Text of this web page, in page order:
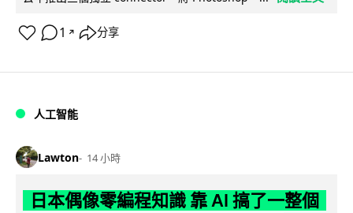
1 ↗ 分享
人工智能
Lawton 14 小時
日本偶像零編程知識 靠 AI 搞了一整個